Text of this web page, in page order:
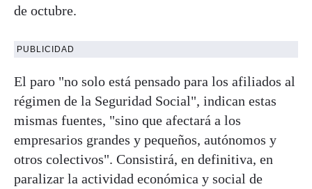
de octubre.
PUBLICIDAD
El paro "no solo está pensado para los afiliados al
régimen de la Seguridad Social", indican estas
mismas fuentes, "sino que afectará a los
empresarios grandes y pequeños, autónomos y
otros colectivos". Consistirá, en definitiva, en
paralizar la actividad económica y social de